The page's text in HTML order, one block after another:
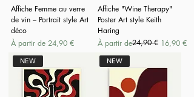
Affiche Femme au verre
de vin – Portrait style Art
déco
À partir de 24,90 €
Prix promotionnel
Affiche "Wine Therapy"
Poster Art style Keith
Haring
À partir de
Prix original24,90 € 16,90 €
Prix promotionnel
NEW NEW